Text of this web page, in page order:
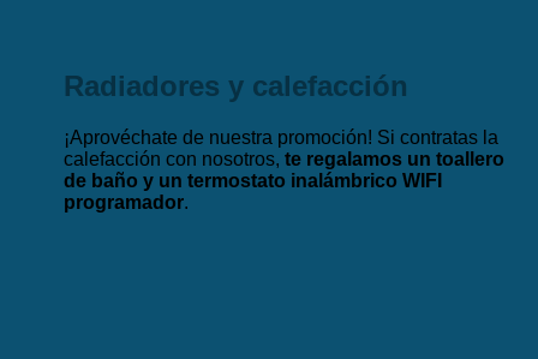
Radiadores y calefacción
¡Aprovéchate de nuestra promoción! Si contratas la
calefacción con nosotros, te regalamos un toallero
de baño y un termostato inalámbrico WIFI
programador.